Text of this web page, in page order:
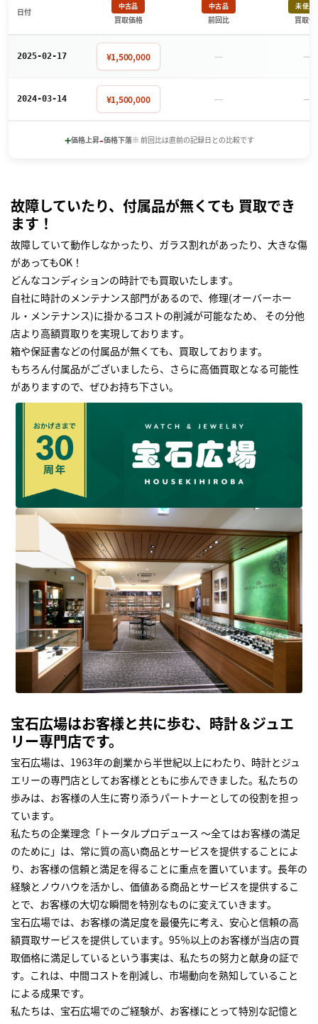
日付
中古品
買取価格
中古品
前回比
未使用
買取価
2025-02-17 ¥1,500,000 － －
2024-03-14 ¥1,500,000 － －
+価格上昇-価格下落※ 前回比は直前の記録日との比較です
故障していたり、付属品が無くても 買取でき
ます！
故障していて動作しなかったり、ガラス割れがあったり、大きな傷
があってもOK！
どんなコンディションの時計でも買取いたします｡
自社に時計のメンテナンス部門があるので、修理(オーバーホー
ル・メンテナンス)に掛かるコストの削減が可能なため、 その分他
店より高額買取りを実現しております｡
箱や保証書などの付属品が無くても、買取しております。
もちろん付属品がございましたら、さらに高価買取となる可能性
がありますので、ぜひお持ち下さい｡
宝石広場はお客様と共に歩む、時計＆ジュエ
リー専門店です。
宝石広場は、1963年の創業から半世紀以上にわたり、時計とジュ
エリーの専門店としてお客様とともに歩んできました。私たちの
歩みは、お客様の人生に寄り添うパートナーとしての役割を担っ
ています。
私たちの企業理念「トータルプロデュース ～全てはお客様の満足
のために」は、常に質の高い商品とサービスを提供することによ
り、お客様の信頼と満足を得ることに重点を置いています。長年の
経験とノウハウを活かし、価値ある商品とサービスを提供するこ
とで、お客様の大切な瞬間を特別なものに変えていきます。
宝石広場では、お客様の満足度を最優先に考え、安心と信頼の高
額買取サービスを提供しています。95％以上のお客様が当店の買
取価格に満足しているという事実は、私たちの努力と献身の証で
す。これは、中間コストを削減し、市場動向を熟知していること
による成果です。
私たちは、宝石広場でのご経験が、お客様にとって特別な記憶と